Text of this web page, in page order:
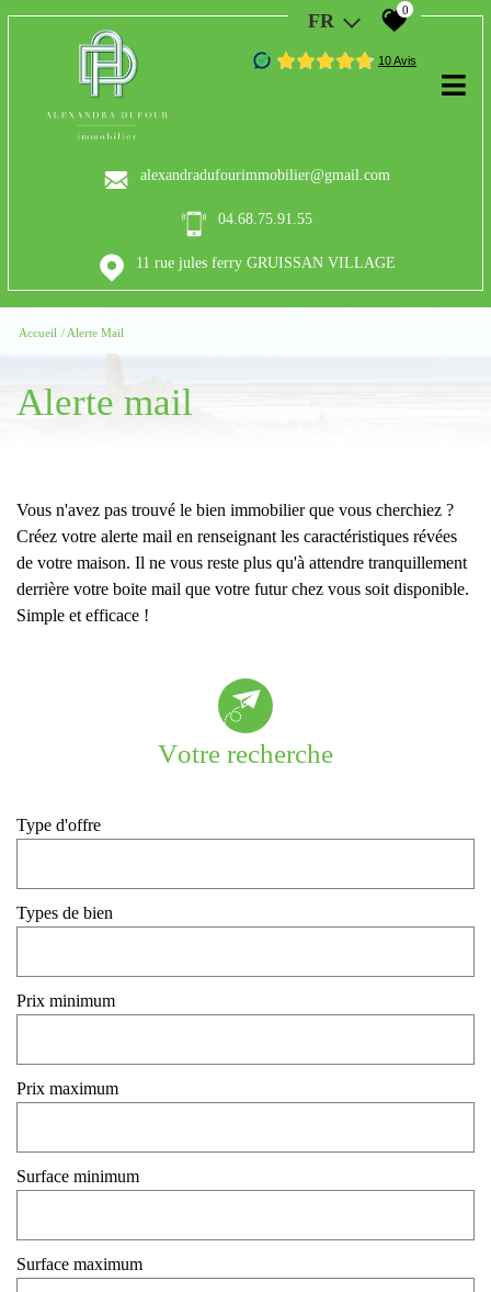
FR 0
alexandradufourimmobilier@gmail.com
04.68.75.91.55
11 rue jules ferry GRUISSAN VILLAGE
Accueil Alerte Mail
alerte mail
Vous n'avez pas trouvé le bien immobilier que vous cherchiez ?
Créez votre alerte mail en renseignant les caractéristiques révées
de votre maison. Il ne vous reste plus qu'à attendre tranquillement
derrière votre boite mail que votre futur chez vous soit disponible.
Simple et efficace !
votre recherche
Type d'offre
Types de bien
Prix minimum
Prix maximum
Surface minimum
Surface maximum